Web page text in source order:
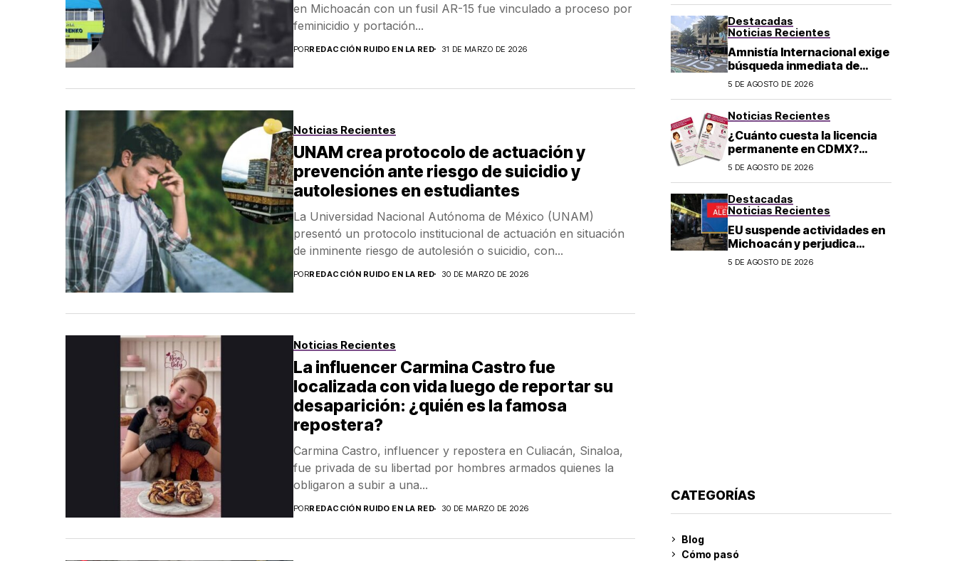
en Michoacán con un fusil AR-15 fue vinculado a proceso por
feminicidio y portación...
PORREDACCIÓN RUIDO EN LA RED 31 DE MARZO DE 2026
Noticias Recientes
UNAM crea protocolo de actuación y
prevención ante riesgo de suicidio y
autolesiones en estudiantes
La Universidad Nacional Autónoma de México (UNAM)
presentó un protocolo institucional de actuación en situación
de inminente riesgo de autolesión o suicidio, con...
PORREDACCIÓN RUIDO EN LA RED 30 DE MARZO DE 2026
Noticias Recientes
La influencer Carmina Castro fue
localizada con vida luego de reportar su
desaparición: ¿quién es la famosa
repostera?
Carmina Castro, influencer y repostera en Culiacán, Sinaloa,
fue privada de su libertad por hombres armados quienes la
obligaron a subir a una...
PORREDACCIÓN RUIDO EN LA RED 30 DE MARZO DE 2026
Destacadas
Noticias Recientes
Amnistía Internacional exige
búsqueda inmediata de
ambientalista desaparecido
5 DE AGOSTO DE 2026
Noticias Recientes
¿Cuánto cuesta la licencia
permanente en CDMX?
Costo y fecha límite del
5 DE AGOSTO DE 2026
Destacadas
Noticias Recientes
EU suspende actividades en
Michoacán y perjudica
exportación de aguacate
5 DE AGOSTO DE 2026
CATEGORÍAS
Blog
Cómo pasó